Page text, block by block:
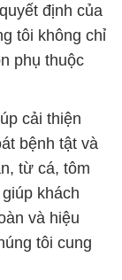
cải thiện
bệnh tật và
từ cá, tôm
khách
và hiệu
tôi cung
công
một danh
cam kết đối
ngừng